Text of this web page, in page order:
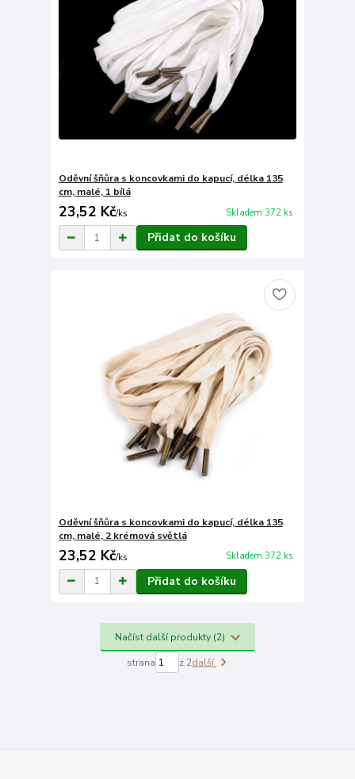
Oděvní šňůra s koncovkami do kapucí, délka 135
cm, malé, 1 bílá
23,52 Kč/ks Skladem 372 ks
Přidat do košíku
Oděvní šňůra s koncovkami do kapucí, délka 135
cm, malé, 2 krémová světlá
23,52 Kč/ks Skladem 372 ks
Přidat do košíku
Načíst další produkty (2)
strana z 2další